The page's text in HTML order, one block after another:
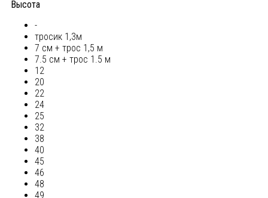
Высота
-
тросик 1,3м
7 см + трос 1,5 м
7.5 см + трос 1.5 м
12
20
22
24
25
32
38
40
45
46
48
49